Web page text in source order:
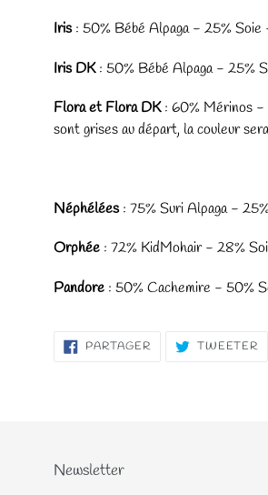
Iris: 50% Bébé Alpaga - 25%
Iris DK: 50% Bébé Alpaga - 25%
Flora et Flora DK: 60% Mérinos -
sont grises au départ, la couleur
Néphélées: 75% Suri Alpaga -
Orphée : 72% KidMohair - 28%
Pandore : 50% Cachemire - 50%
PARTAGERPARTAGER
SUR
TWEETER
Newsletter